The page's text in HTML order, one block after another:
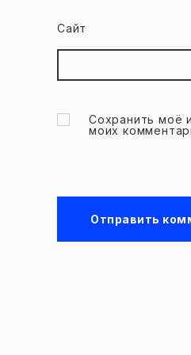
Сайт
Сохранить моё
моих